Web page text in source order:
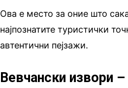
Ова е место за оние што
најпознатите туристички
автентични пејзажи.
Вевчански извори